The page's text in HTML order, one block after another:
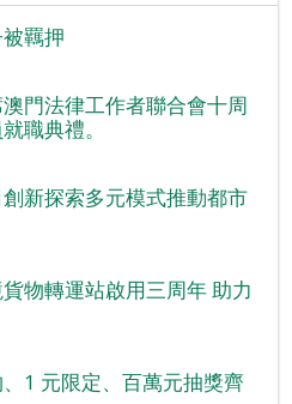
羈押
門法律工作者聯合會十周
職典禮。
新探索多元模式推動都市
物轉運站啟用三周年 助力
1 元限定、百萬元抽獎齊